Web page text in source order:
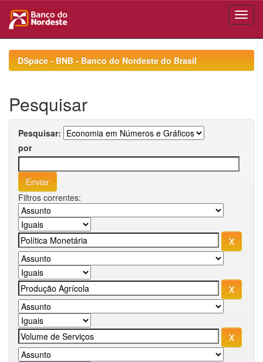
navigationDSpace - BNB - Banco do Nordeste do Brasil
Pesquisar
Pesquisar:
por
Filtros correntes: